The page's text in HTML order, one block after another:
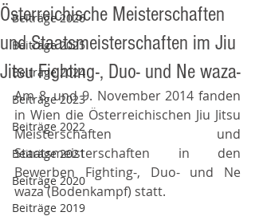
Beiträge 2026
Beiträge 2025
Beiträge 2024
Beiträge 2023
Beiträge 2022
Beiträge 2021
Beiträge 2020
Beiträge 2019
Österreichische Meisterschaften
und Staatsmeisterschaften im Jiu
Jitsu Fighting-, Duo- und Ne waza-
Am 8. und 9. November 2014 fanden
in Wien die Österreichischen Jiu Jitsu
Meisterschaften und
Staatsmeisterschaften in den
Bewerben Fighting-, Duo- und Ne
waza (Bodenkampf) statt.